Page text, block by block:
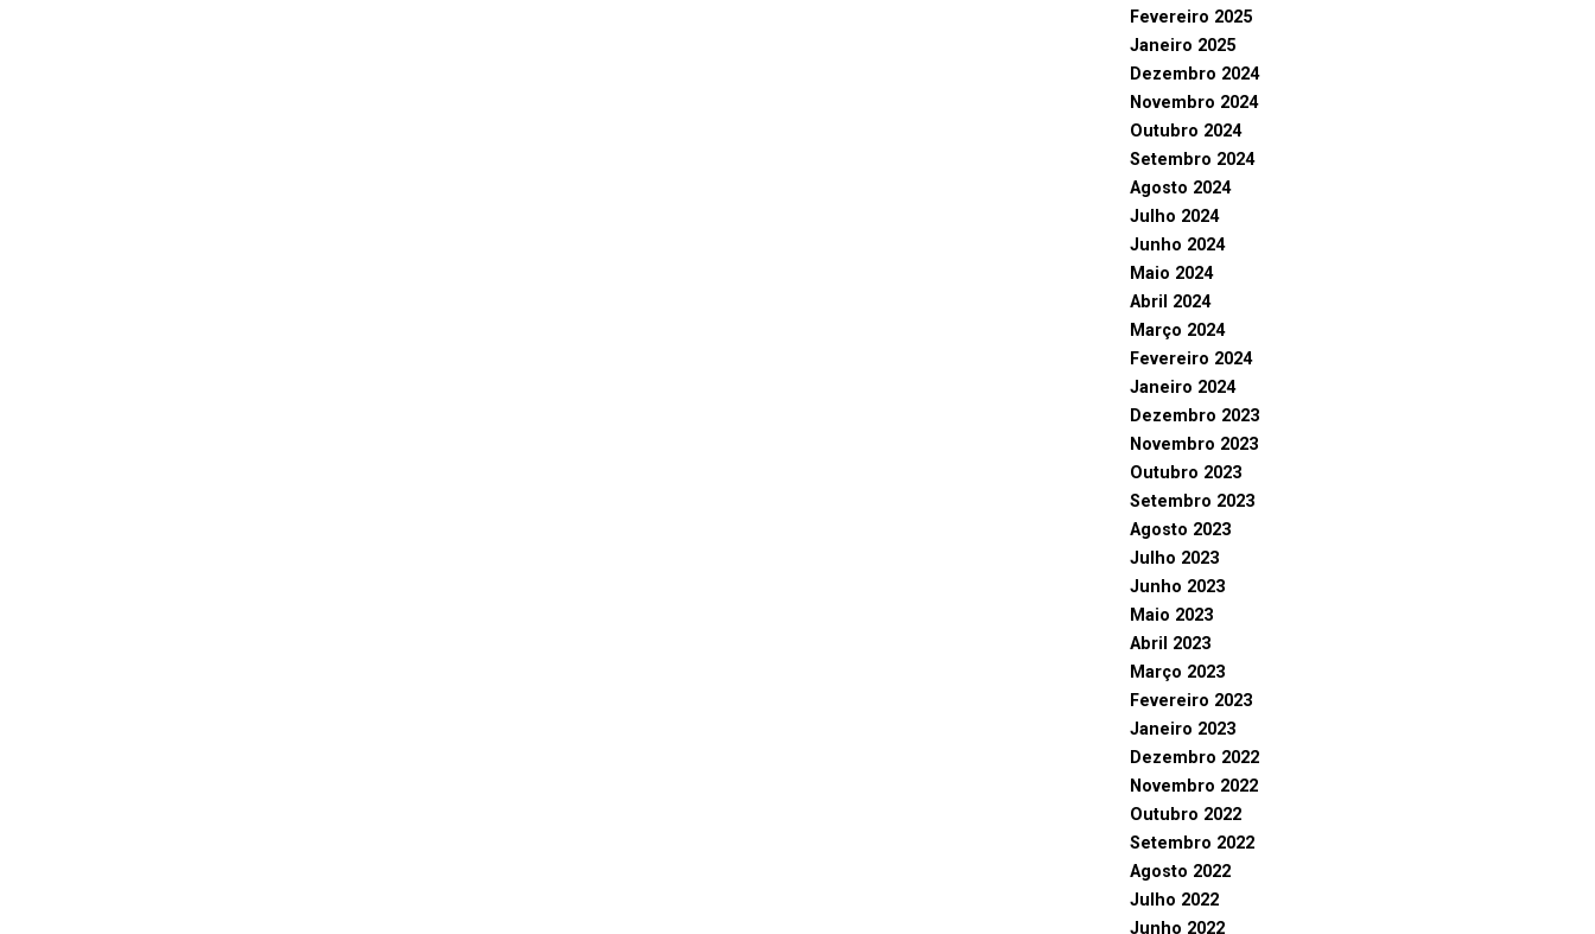
Fevereiro 2025
Janeiro 2025
Dezembro 2024
Novembro 2024
Outubro 2024
Setembro 2024
Agosto 2024
Julho 2024
Junho 2024
Maio 2024
Abril 2024
Março 2024
Fevereiro 2024
Janeiro 2024
Dezembro 2023
Novembro 2023
Outubro 2023
Setembro 2023
Agosto 2023
Julho 2023
Junho 2023
Maio 2023
Abril 2023
Março 2023
Fevereiro 2023
Janeiro 2023
Dezembro 2022
Novembro 2022
Outubro 2022
Setembro 2022
Agosto 2022
Julho 2022
Junho 2022